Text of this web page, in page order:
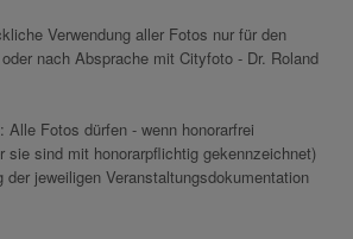
Verwendung aller Fotos nur für den
nach Absprache mit Cityfoto - Dr. Roland
Alle Fotos dürfen - wenn honorarfrei
sie sind mit honorarpflichtig gekennzeichnet)
jeweiligen Veranstaltungsdokumentation